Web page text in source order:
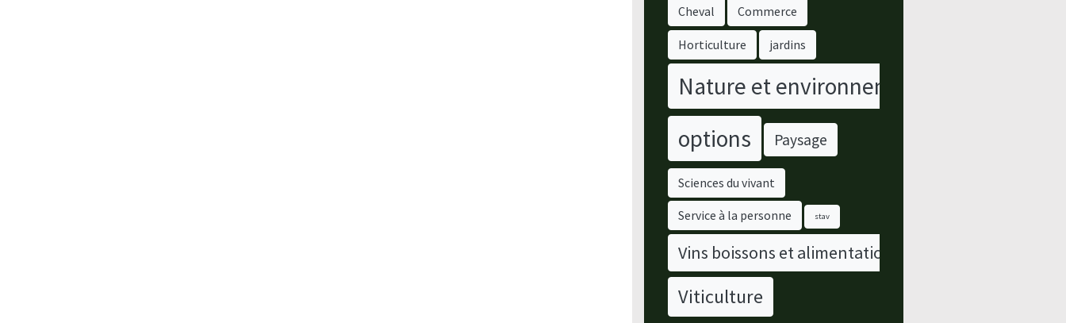
Cheval Commerce
Horticulture jardins
Nature et environnement
options
Paysage
Sciences du vivant
Service à la personne stav
Vins boissons et alimentation
Viticulture